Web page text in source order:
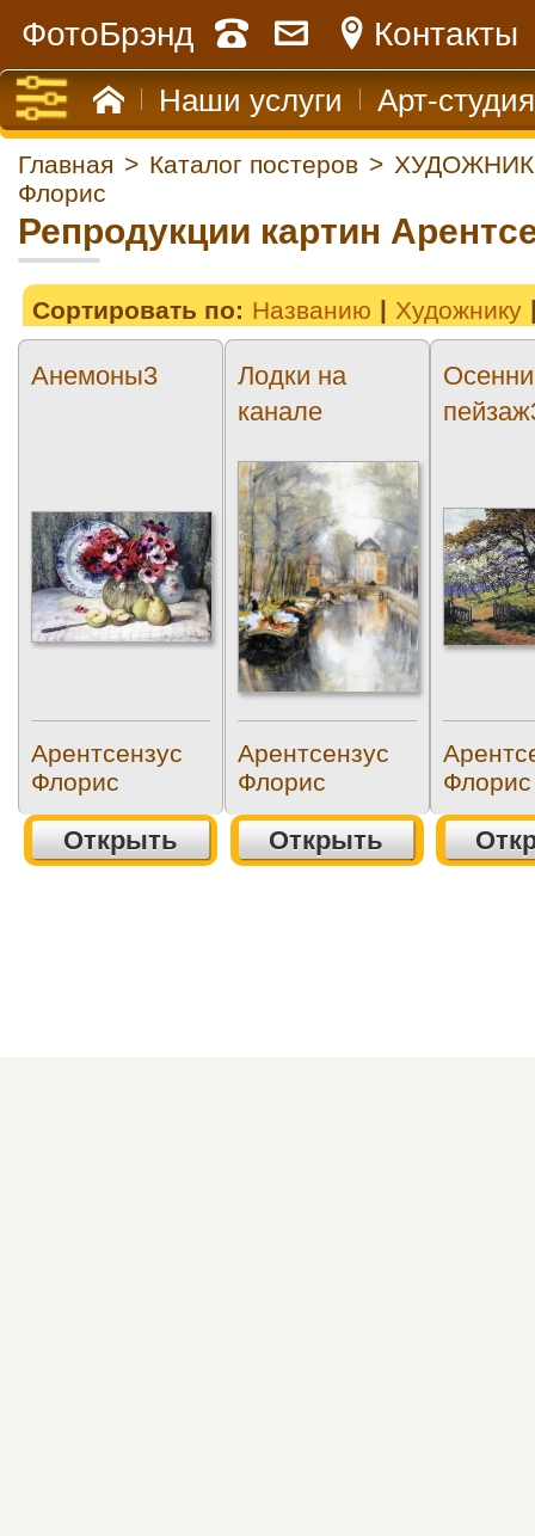
ФотоБрэнд Контакты
Наши услуги Арт-студия
Главная > Каталог постеров >
Флорис
Репродукции картин
Сортировать по: Названию Художнику
Анемоны3
Арентсензус
Флорис
Открыть
Лодки на
канале
Арентсензус
Флорис
Открыть
Флорис